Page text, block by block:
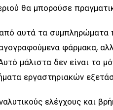
θα μπορούσε
αυτά τα
φάρμακα,
μάλιστα δεν είναι το
εργαστηριακών
ελέγχους και